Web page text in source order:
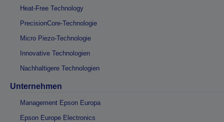
Heat-Free Technology
PrecisionCore-Technologie
Micro Piezo-Technologie
Innovative Technologien
Nachhaltigere Technologien
Unternehmen
Management Epson Europa
Epson Europe Electronics